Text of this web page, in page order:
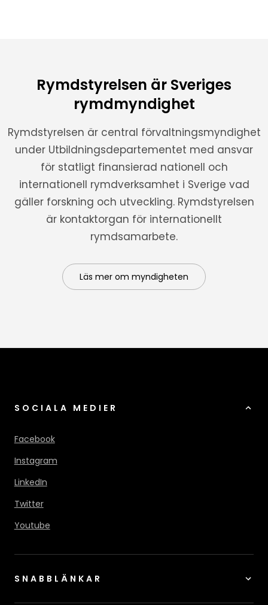
Rymdstyrelsen är Sveriges
rymdmyndighet
Rymdstyrelsen är central förvaltningsmyndighet
under Utbildningsdepartementet med ansvar
för statligt finansierad nationell och
internationell rymdverksamhet i Sverige vad
gäller forskning och utveckling. Rymdstyrelsen
är kontaktorgan för internationellt
rymdsamarbete.
Läs mer om myndigheten
SOCIALA MEDIER
Facebook
Instagram
LinkedIn
Twitter
Youtube
SNABBLÄNKAR